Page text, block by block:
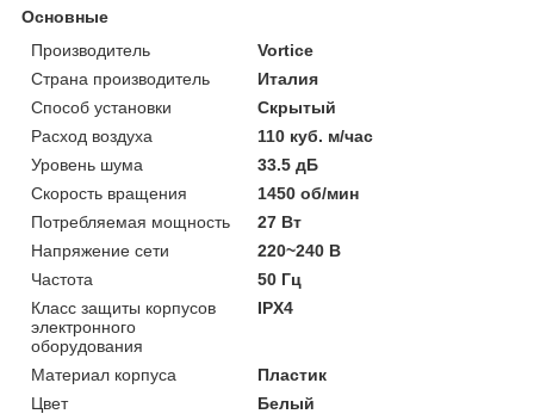
Основные
Производитель
Vortice
Страна производитель
Италия
Способ установки
Скрытый
Расход воздуха
110 куб. м/час
Уровень шума
33.5 дБ
Скорость вращения
1450 об/мин
Потребляемая мощность
27 Вт
Напряжение сети
220~240 В
Частота
50 Гц
Класс защиты корпусов
электронного
оборудования
IPХ4
Материал корпуса
Пластик
Цвет
Белый